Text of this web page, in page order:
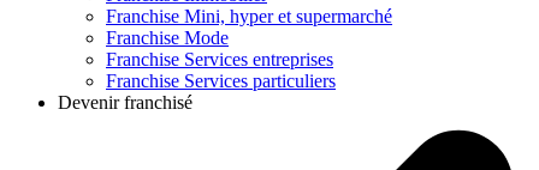
Franchise Mini, hyper et supermarché
Franchise Mode
Franchise Services entreprises
Franchise Services particuliers
Devenir franchisé